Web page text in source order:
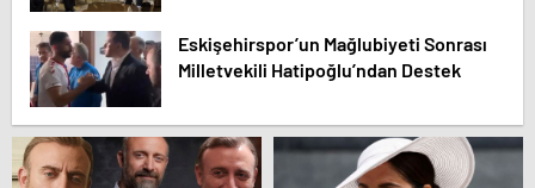
Eskişehirspor’un Mağlubiyeti Sonrası
Milletvekili Hatipoğlu’ndan Destek